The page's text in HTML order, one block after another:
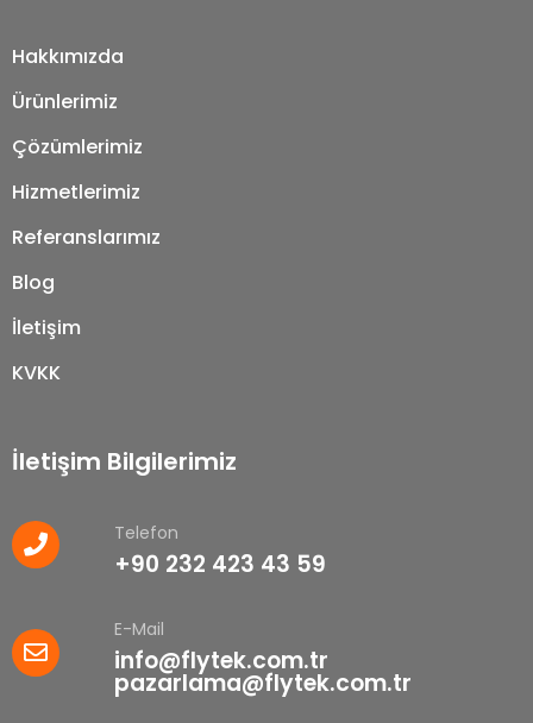
Hakkımızda
Ürünlerimiz
Çözümlerimiz
Hizmetlerimiz
Referanslarımız
Blog
İletişim
KVKK
İletişim Bilgilerimiz
Telefon
+90 232 423 43 59
E-Mail
info@flytek.com.tr
pazarlama@flytek.com.tr